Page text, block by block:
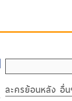
ละครย้อนหลัง อื่